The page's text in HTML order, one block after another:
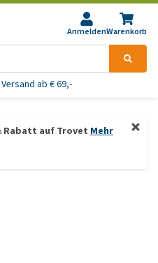
AnmeldenWarenkorb
ab € 69,-
Rabatt auf Trovet Mehr